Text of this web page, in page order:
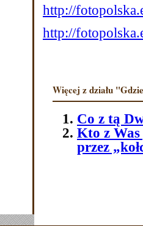
http://
http://
Więcej z działu
Co z tą
Kto z
przez